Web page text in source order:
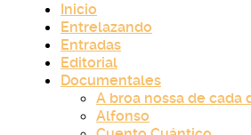
Inicio
Entrelazando
Entradas
Editorial
Documentales
A broa nossa de cada
Alfonso